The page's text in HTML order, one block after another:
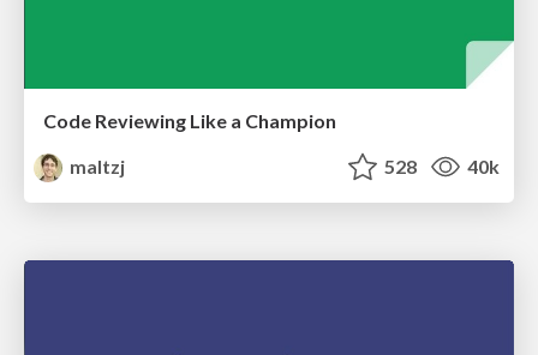
Code Reviewing Like a Champion
maltzj
528 40k